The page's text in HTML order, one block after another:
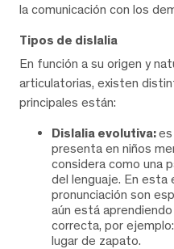
la comunicación con los
Tipos de dislalia
En función a su origen y
articulatorias, existen
principales están:
Dislalia evolutiva:
presenta en niños
considera como una
del lenguaje. En esta
pronunciación son
aún está
correcta, por
lugar de zapato.